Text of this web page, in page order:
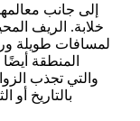
إلى جانب
خلابة. الريف
لمسافات طويلة
المنطقة أيضًا
والتي تجذب
بالتاريخ أو